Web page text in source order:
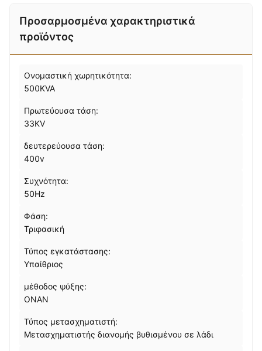
Προσαρμοσμένα χαρακτηριστικά
προϊόντος
Ονομαστική χωρητικότητα:
500KVA
Πρωτεύουσα τάση:
33KV
δευτερεύουσα τάση:
400v
Συχνότητα:
50Hz
Φάση:
Τριφασική
Τύπος εγκατάστασης:
Υπαίθριος
μέθοδος ψύξης:
ΟΝΑΝ
Τύπος μετασχηματιστή:
Μετασχηματιστής διανομής βυθισμένου σε λάδι